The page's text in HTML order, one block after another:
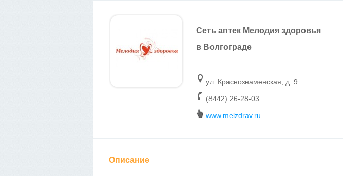
Сеть аптек Мелодия здоровья
в Волгограде
ул. Краснознаменская, д. 9
(8442) 26-28-03
www.melzdrav.ru
Описание